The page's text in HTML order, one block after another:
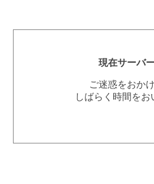
現在サーバ
ご迷惑をおか
しばらく時間を